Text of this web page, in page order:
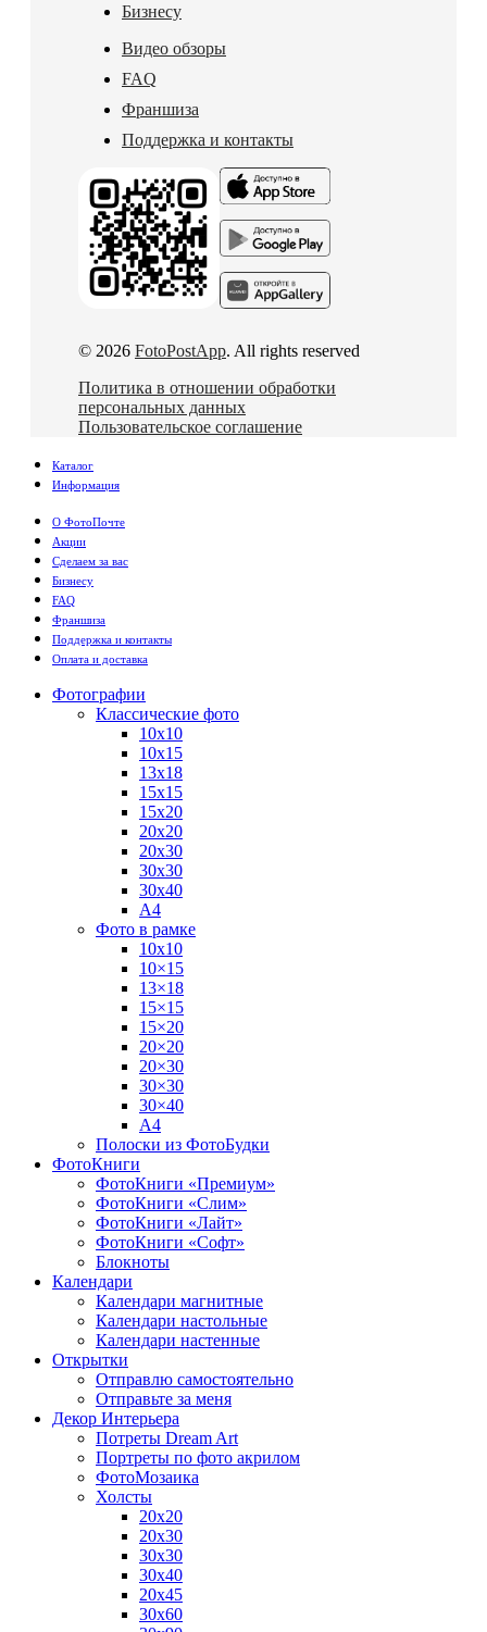
Бизнесу
Видео обзоры
FAQ
Франшиза
Поддержка и контакты
© 2026 FotoPostApp. All rights reserved
Политика в отношении обработки
персональных данных
Пользовательское соглашение
Каталог
Информация
О ФотоПочте
Акции
Сделаем за вас
Бизнесу
FAQ
Франшиза
Поддержка и контакты
Оплата и доставка
Фотографии
Классические фото
10х10
10х15
13х18
15х15
15х20
20х20
20х30
30х30
30х40
А4
Фото в рамке
10х10
10×15
13×18
15×15
15×20
20×20
20×30
30×30
30×40
A4
Полоски из ФотоБудки
ФотоКниги
ФотоКниги «Премиум»
ФотоКниги «Слим»
ФотоКниги «Лайт»
ФотоКниги «Софт»
Блокноты
Календари
Календари магнитные
Календари настольные
Календари настенные
Открытки
Отправлю самостоятельно
Отправьте за меня
Декор Интерьера
Потреты Dream Art
Портреты по фото акрилом
ФотоМозаика
Холсты
20х20
20х30
30х30
30х40
20х45
30х60